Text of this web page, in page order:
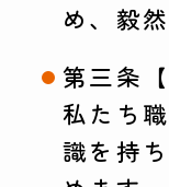
め、毅
第三条
私たち
識を持